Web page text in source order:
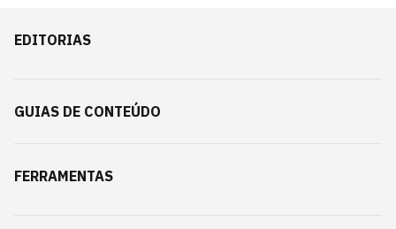
EDITORIAS
GUIAS DE CONTEÚDO
FERRAMENTAS